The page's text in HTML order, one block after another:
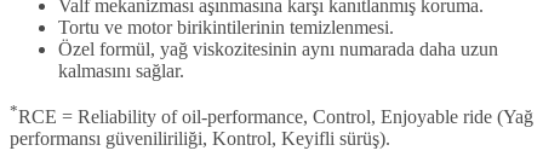
Valf mekanizması aşınmasına karşı kanıtlanmış koruma.
Tortu ve motor birikintilerinin temizlenmesi.
Özel formül, yağ viskozitesinin aynı numarada daha uzun
kalmasını sağlar.
*RCE = Reliability of oil-performance, Control, Enjoyable ride (Yağ
performansı güveniliriliği, Kontrol, Keyifli sürüş).